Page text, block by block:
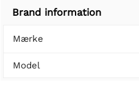
Brand information
Mærke
Model